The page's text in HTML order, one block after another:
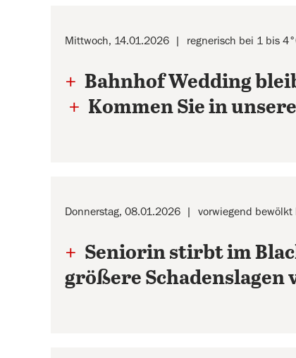
Mittwoch, 14.01.2026 regnerisch bei 1 bis
+ Bahnhof Wedding
+ Kommen Sie in
Donnerstag, 08.01.2026 vorwiegend bewölkt
+ Seniorin stirbt im
größere Schadenslagen